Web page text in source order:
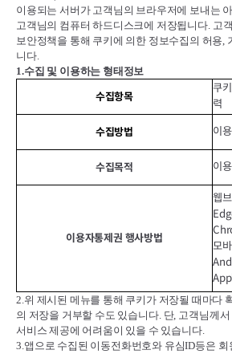
이용되는 서버가 고객님의 브라우저에 보내는
고객님의 컴퓨터 하드디스크에 저장됩니다. 고
보안정책을 통해 쿠키에 의한 정보수집의 허용,
니다.
1.수집 및 이용하는 형태정보
수집항목
쿠
력
수집방법 이
수집목적 이
이용자통제권 행사방법
웹
모
2.위 제시된 메뉴를 통해 쿠키가 저장될 때마다
의 저장을 거부할 수도 있습니다. 단, 고객님께
서비스 제공에 어려움이 있을 수 있습니다.
3.앱으로 수집된 이동전화번호와 유심ID등은 회